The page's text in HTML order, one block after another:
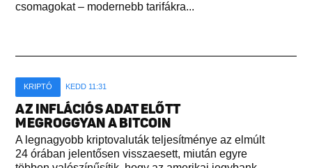
csomagokat – modernebb tarifákra...
KRIPTÓ KEDD 11:31
AZ INFLÁCIÓS ADAT ELŐTT
MEGROGGYAN A BITCOIN
A legnagyobb kriptovaluták teljesítménye az elmúlt
24 órában jelentősen visszaesett, miután egyre